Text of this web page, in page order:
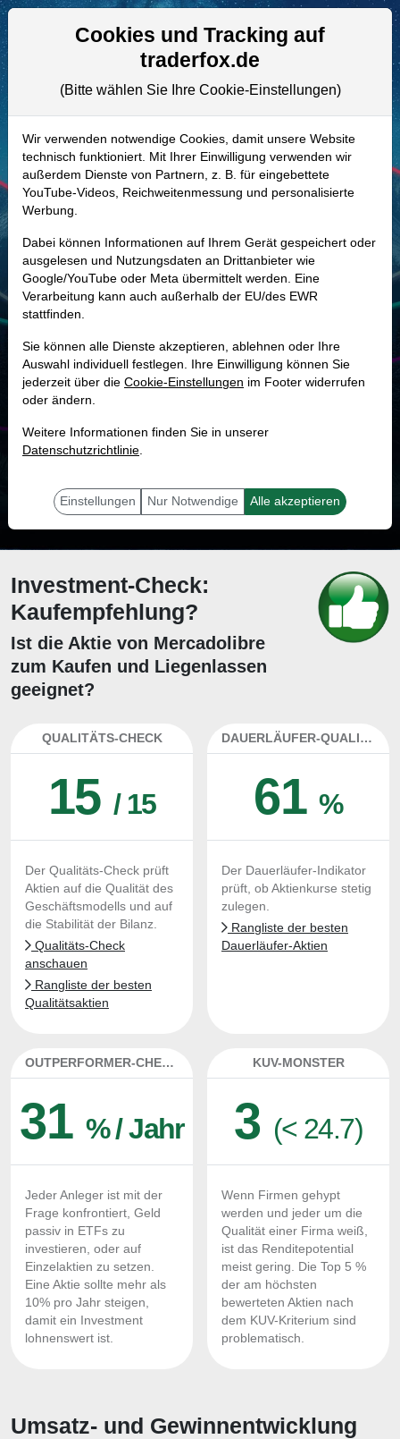
Aktien- und Artikelsuche
A0MYNP | MELI–Mercadolibre
Aktie
Realtime-Aktienkurs:
- - -
-
Marktkapitalisierung 92,32 Mrd. USD
Unternehmenswert
Umsatz 28,89 Mrd. USD
18.3 %
mit dieser Aktie erfolgreich sein.
Investment-Check:
Kaufempfehlung?
Ist die Aktie von Mercadolibre
zum Kaufen und Liegenlassen
geeignet?
QUALITÄTS-CHECK
15 / 15
Der Qualitäts-Check prüft
Aktien auf die Qualität des
Geschäftsmodells und auf
die Stabilität der Bilanz.
Qualitäts-Check
anschauen
Rangliste der besten
Qualitätsaktien
DAUERLÄUFER-QUALITÄTEN
61%
Der Dauerläufer-Indikator
prüft, ob Aktienkurse stetig
zulegen.
Rangliste der besten
Dauerläufer-Aktien
OUTPERFORMER-CHECK
31 % / Jahr
Jeder Anleger ist mit der
Frage konfrontiert, Geld
passiv in ETFs zu
investieren, oder auf
Einzelaktien zu setzen.
Eine Aktie sollte mehr als
10% pro Jahr steigen,
damit ein Investment
lohnenswert ist.
KUV-MONSTER
3 (< 24.7)
Wenn Firmen gehypt
werden und jeder um die
Qualität einer Firma weiß,
ist das Renditepotential
meist gering. Die Top 5 %
der am höchsten
bewerteten Aktien nach
dem KUV-Kriterium sind
problematisch.
Umsatz- und Gewinnentwicklung
Cookies und Tracking auf
traderfox.de
(Bitte wählen Sie Ihre Cookie-Einstellungen)
Wir verwenden notwendige Cookies, damit unsere Website
technisch funktioniert. Mit Ihrer Einwilligung verwenden wir
außerdem Dienste von Partnern, z. B. für eingebettete
YouTube-Videos, Reichweitenmessung und personalisierte
Werbung.
Dabei können Informationen auf Ihrem Gerät gespeichert oder
ausgelesen und Nutzungsdaten an Drittanbieter wie
Google/YouTube oder Meta übermittelt werden. Eine
Verarbeitung kann auch außerhalb der EU/des EWR
stattfinden.
Sie können alle Dienste akzeptieren, ablehnen oder Ihre
Auswahl individuell festlegen. Ihre Einwilligung können Sie
jederzeit über die Cookie-Einstellungen im Footer widerrufen
oder ändern.
Weitere Informationen finden Sie in unserer
Datenschutzrichtlinie.
Einstellungen Nur Notwendige Alle akzeptieren